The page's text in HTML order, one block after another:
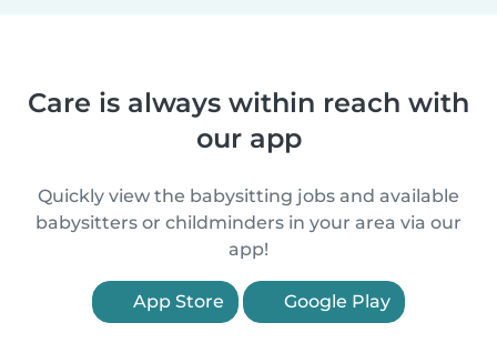
Care is always within reach with
our app
Quickly view the babysitting jobs and available
babysitters or childminders in your area via our
app!
App Store Google Play